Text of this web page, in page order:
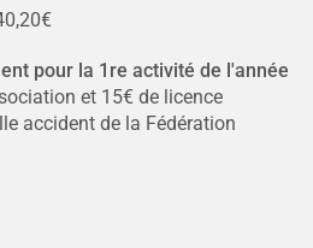
pour la 1re activité de l'année
et 15€ de licence
accident de la Fédération